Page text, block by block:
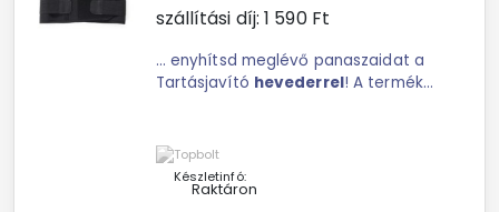
szállítási díj: 1 590Ft
... enyhítsd meglévő panaszaidat a
Tartásjavító hevederrel! A terméket
Tartásjavító
Szín: fekete Anyag: ...
Készletinfó:
Raktáron